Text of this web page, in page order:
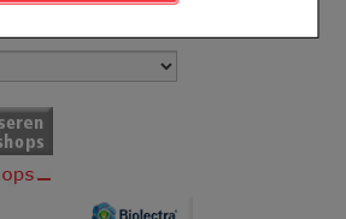
ansprechender zu gestalten,
Wiedererkennung des
Seite an bevorzugte
Cookies ermöglichen es uns
zugeschrittene Inhalte
Partnerprogramm zu